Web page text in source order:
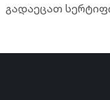
გადაეცათ